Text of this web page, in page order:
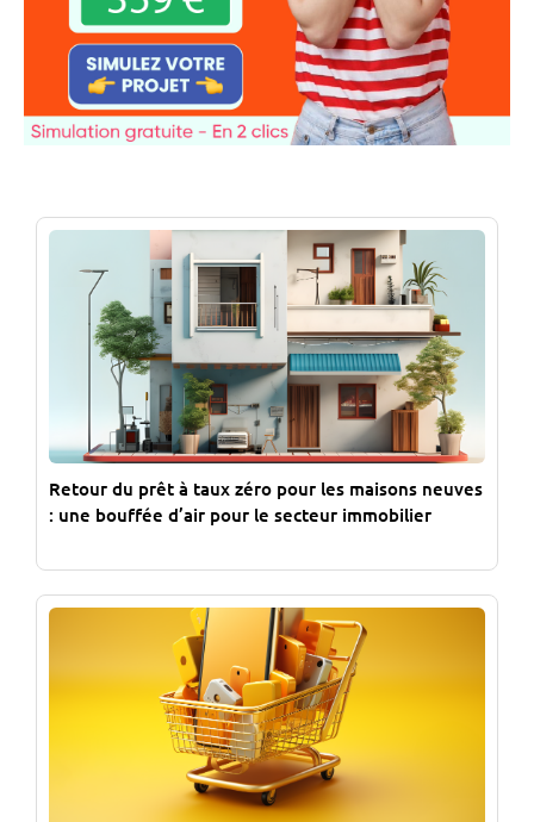
Retour du prêt à taux zéro pour les maisons neuves
: une bouffée d’air pour le secteur immobilier